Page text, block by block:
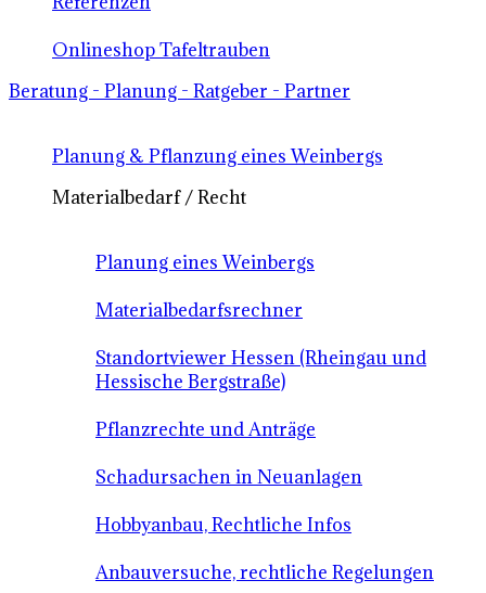
Onlineshop Tafeltrauben
Beratung - Planung - Ratgeber - Partner
Planung & Pflanzung eines Weinbergs
Materialbedarf / Recht
Planung eines Weinbergs
Materialbedarfsrechner
Standortviewer Hessen (Rheingau und
Hessische Bergstraße)
Pflanzrechte und Anträge
Schadursachen in Neuanlagen
Hobbyanbau, Rechtliche Infos
Anbauversuche, rechtliche Regelungen